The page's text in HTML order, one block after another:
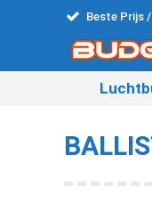
Beste Prijs